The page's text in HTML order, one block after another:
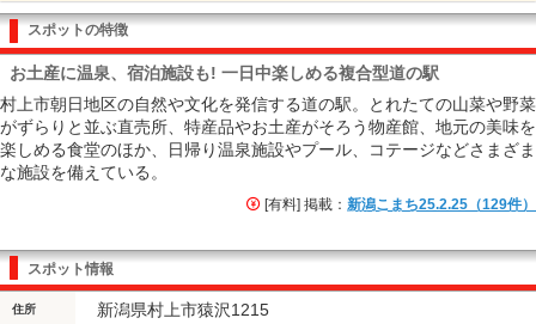
スポットの特徴
お土産に温泉、宿泊施設も! 一日中楽しめる複合型道の駅
村上市朝日地区の自然や文化を発信する道の駅。とれたての山菜や野菜
がずらりと並ぶ直売所、特産品やお土産がそろう物産館、地元の美味を
楽しめる食堂のほか、日帰り温泉施設やプール、コテージなどさまざま
な施設を備えている。
[有料] 掲載： 新潟こまち25.2.25（129件）
スポット情報
住所 新潟県村上市猿沢1215